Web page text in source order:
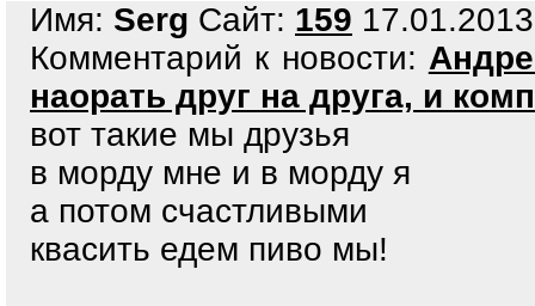
Имя: Serg Сайт: 159
Комментарий к новости:
наорать друг на друга, и
вот такие мы друзья
в морду мне и в морду я
а потом счастливыми
квасить едем пиво мы!